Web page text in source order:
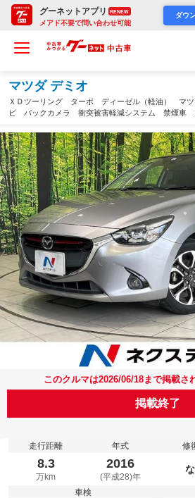
グーネットアプリ RENEW
メアド不要で問い合わせ可能
ダウ
マツダ デミオ
ＸＤツーリング ターボ ディーゼル（軽油） マツ
ビ バックカメラ 衝突被害軽減システム 禁煙車
ー ＬＥＤヘッド ビルトインＥＴＣ クルコン 純
アルミ オートライト オートエアコン（兵庫県）
このクルマは2026/06/18まで掲載さ
掲載終了
走行距離
8.3
万km
年式
2016
(平成28)年
修
車検